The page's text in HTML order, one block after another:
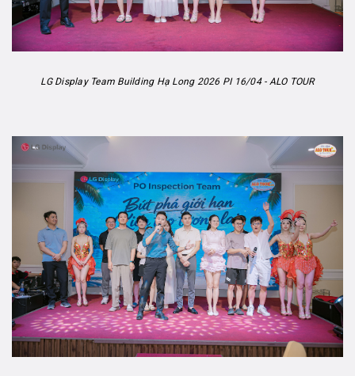
LG Display Team Building Hạ Long 2026 PI 16/04 - ALO TOUR